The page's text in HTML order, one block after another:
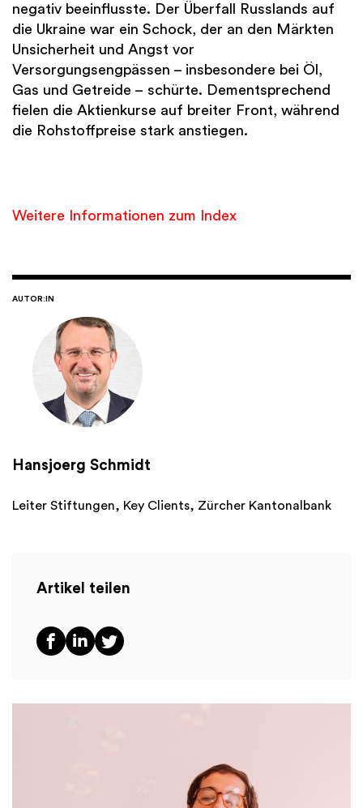
negativ beeinflusste. Der Überfall Russlands auf
die Ukraine war ein Schock, der an den Märkten
Unsicherheit und Angst vor
Versorgungsengpässen – insbesondere bei Öl,
Gas und Getreide – schürte. Dementsprechend
fielen die Aktienkurse auf breiter Front, während
die Rohstoffpreise stark anstiegen.
Weitere Informationen zum Index
AUTOR:IN
Hansjoerg Schmidt
Leiter Stiftungen, Key Clients, Zürcher Kantonalbank
Artikel teilen